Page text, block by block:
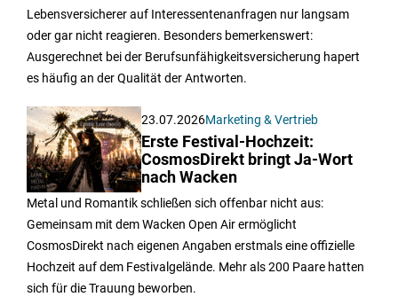
Lebensversicherer auf Interessentenanfragen nur langsam
oder gar nicht reagieren. Besonders bemerkenswert:
Ausgerechnet bei der Berufsunfähigkeitsversicherung hapert
es häufig an der Qualität der Antworten.
23.07.2026Marketing & Vertrieb
Erste Festival-Hochzeit:
CosmosDirekt bringt Ja-Wort
nach Wacken
Metal und Romantik schließen sich offenbar nicht aus:
Gemeinsam mit dem Wacken Open Air ermöglicht
CosmosDirekt nach eigenen Angaben erstmals eine offizielle
Hochzeit auf dem Festivalgelände. Mehr als 200 Paare hatten
sich für die Trauung beworben.